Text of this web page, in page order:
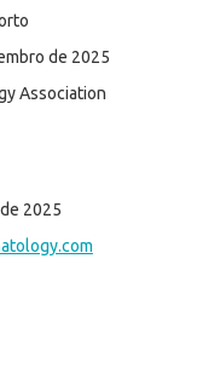
de 2025
Association
2025